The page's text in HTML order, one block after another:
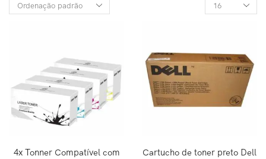
4x Tonner Compatível com
Cartucho de toner preto Dell